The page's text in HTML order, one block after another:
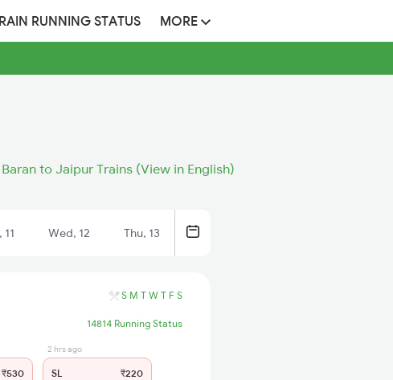
RUNNING STATUS MORE
Baran to Jaipur Trains (View in English)
11 Wed, 12 Thu, 13
S M T W T F S
14814 Running Status
₹530
2 hrs ago
SL ₹220